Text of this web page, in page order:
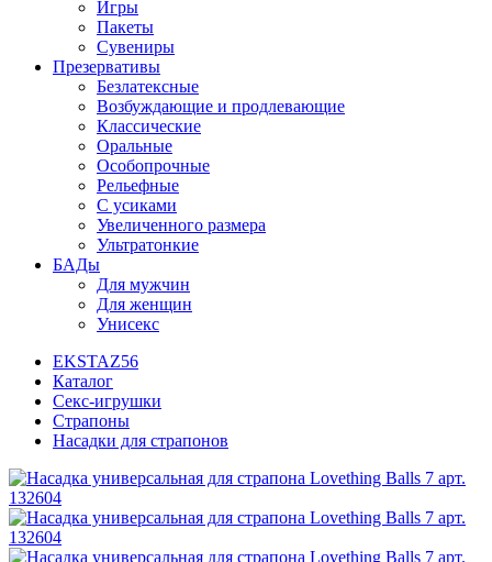
Игры
Пакеты
Сувениры
Презервативы
Безлатексные
Возбуждающие и продлевающие
Классические
Оральные
Особопрочные
Рельефные
С усиками
Увеличенного размера
Ультратонкие
БАДы
Для мужчин
Для женщин
Унисекс
EKSTAZ56
Каталог
Секс-игрушки
Страпоны
Насадки для страпонов